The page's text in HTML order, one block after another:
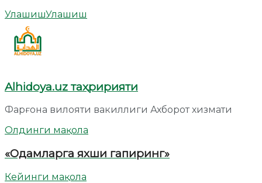
УлашишУлашиш
Alhidoya.uz таҳририяти
Фарғона вилояти вакиллиги Ахборот хизмати
Олдинги мақола
«Одамларга яхши гапиринг»
Кейинги мақола